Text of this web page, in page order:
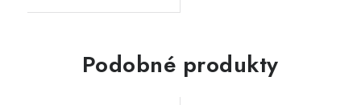
Podobné produkty